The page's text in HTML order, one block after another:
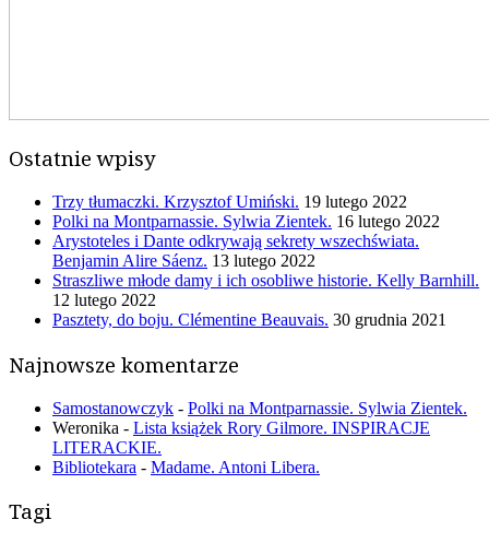
Ostatnie wpisy
Trzy tłumaczki. Krzysztof Umiński. 19 lutego 2022
Polki na Montparnassie. Sylwia Zientek. 16 lutego 2022
Arystoteles i Dante odkrywają sekrety wszechświata.
Benjamin Alire Sáenz. 13 lutego 2022
Straszliwe młode damy i ich osobliwe historie. Kelly Barnhill.
12 lutego 2022
Pasztety, do boju. Clémentine Beauvais. 30 grudnia 2021
Najnowsze komentarze
Samostanowczyk - Polki na Montparnassie. Sylwia Zientek.
Weronika - Lista książek Rory Gilmore. INSPIRACJE
LITERACKIE.
Bibliotekara - Madame. Antoni Libera.
Tagi